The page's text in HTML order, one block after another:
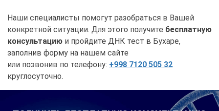
Наши специалисты помогут разобраться в Вашей
конкретной ситуации. Для этого получите бесплатную
консультацию и пройдите ДНК тест в Бухаре,
заполнив форму на нашем сайте
или позвонив по телефону: +998 7120 505 32
круглосуточно.